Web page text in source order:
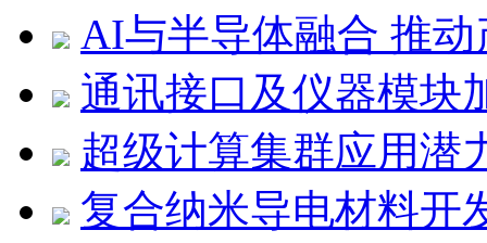
AI与半导体融合 推动
通讯接口及仪器模块
超级计算集群应用潜
复合纳米导电材料开